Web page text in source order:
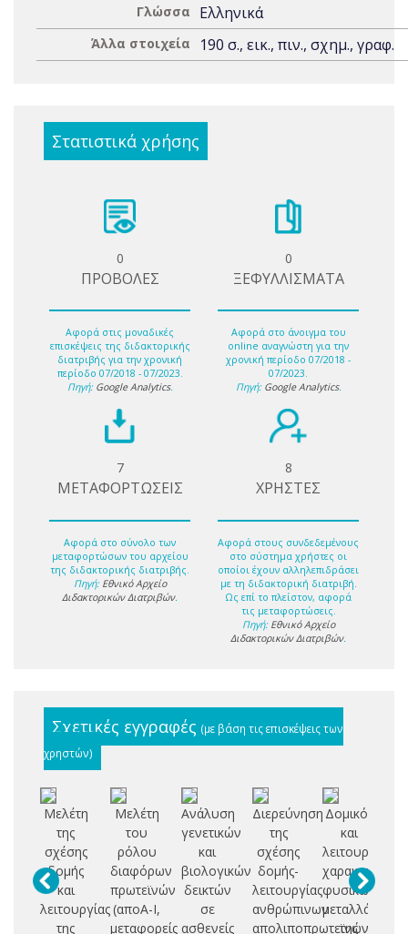
Γλώσσα Ελληνικά
Άλλα στοιχεία 190 σ., εικ., πιν., σχημ., γραφ.
Στατιστικά χρήσης
0
ΠΡΟΒΟΛΕΣ
Αφορά στις μοναδικές
επισκέψεις της διδακτορικής
διατριβής για την χρονική
περίοδο 07/2018 - 07/2023.
Πηγή: Google Analytics.
0
ΞΕΦΥΛΛΙΣΜΑΤΑ
Αφορά στο άνοιγμα του
online αναγνώστη για την
χρονική περίοδο 07/2018 -
07/2023.
Πηγή: Google Analytics.
7
ΜΕΤΑΦΟΡΤΩΣΕΙΣ
Αφορά στο σύνολο των
μεταφορτώσων του αρχείου
της διδακτορικής διατριβής.
Πηγή: Εθνικό Αρχείο
Διδακτορικών Διατριβών.
8
ΧΡΗΣΤΕΣ
Αφορά στους συνδεδεμένους
στο σύστημα χρήστες οι
οποίοι έχουν αλληλεπιδράσει
με τη διδακτορική διατριβή.
Ως επί το πλείστον, αφορά
τις μεταφορτώσεις.
Πηγή: Εθνικό Αρχείο
Διδακτορικών Διατριβών.
Σχετικές εγγραφές (με βάση τις επισκέψεις των
χρηστών)
Μελέτη
της
σχέσης
δομής
και
λειτουργίας
της
Μελέτη
του
ρόλου
διαφόρων
πρωτεϊνών
(αποΑ-Ι,
μεταφορείς
Ανάλυση
γενετικών
και
βιολογικών
δεικτών
σε
ασθενείς
Διερεύνηση
της
σχέσης
δομής-
λειτουργίας
ανθρώπινων
απολιποπρωτεϊνών
Δομικός
και
λειτουργικός
φυσικών
μεταλλάξεων
της